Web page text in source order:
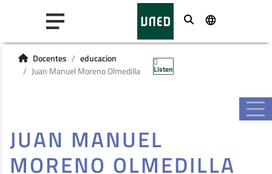
Buscar
Docentes
educacion
Juan Manuel Moreno Olmedilla
Listen
JUAN MANUEL
MORENO OLMEDILLA